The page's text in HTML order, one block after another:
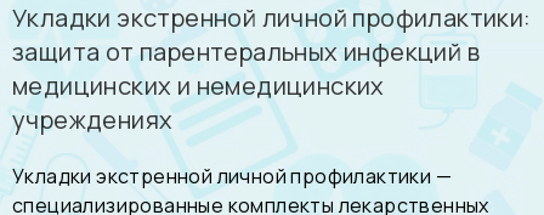
Укладки экстренной личной профилактики:
защита от парентеральных инфекций в
медицинских и немедицинских
учреждениях
Укладки экстренной личной профилактики —
специализированные комплекты лекарственных